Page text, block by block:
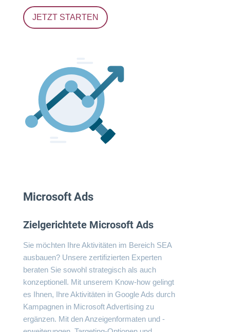
JETZT STARTEN
Microsoft Ads
Zielgerichtete Microsoft Ads
Sie möchten Ihre Aktivitäten im Bereich SEA
ausbauen? Unsere zertifizierten Experten
beraten Sie sowohl strategisch als auch
konzeptionell. Mit unserem Know-how gelingt
es Ihnen, Ihre Aktivitäten in Google Ads durch
Kampagnen in Microsoft Advertising zu
ergänzen. Mit den Anzeigenformaten und -